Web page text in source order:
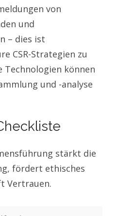
von
und
– dies ist
CSR-Strategien zu
Technologien können
und -analyse
stärkt die
fördert ethisches
Vertrauen.